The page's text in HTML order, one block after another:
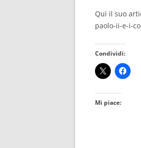
Qui il suo
paolo-ii-e-i-
Condividi:
Mi piace: